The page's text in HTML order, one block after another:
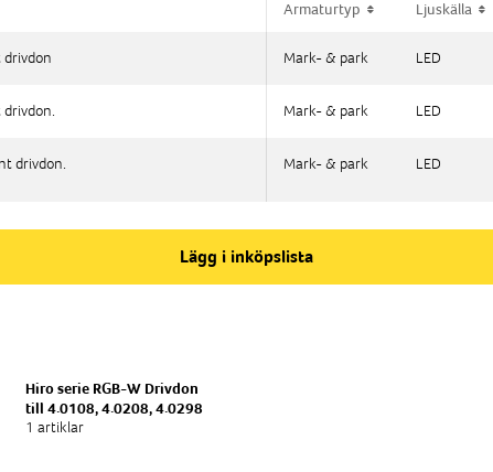
Armaturtyp Ljuskälla
Mark- & park LED
Mark- & park LED
drivdon. Mark- & park LED
Armaturtyp Ljuskälla
Mark- & park LED
Mark- & park LED
drivdon. Mark- & park LED
Lägg i inköpslista
Hiro serie RGB-W Drivdon
till 4.0108, 4.0208, 4.0298
1 artiklar